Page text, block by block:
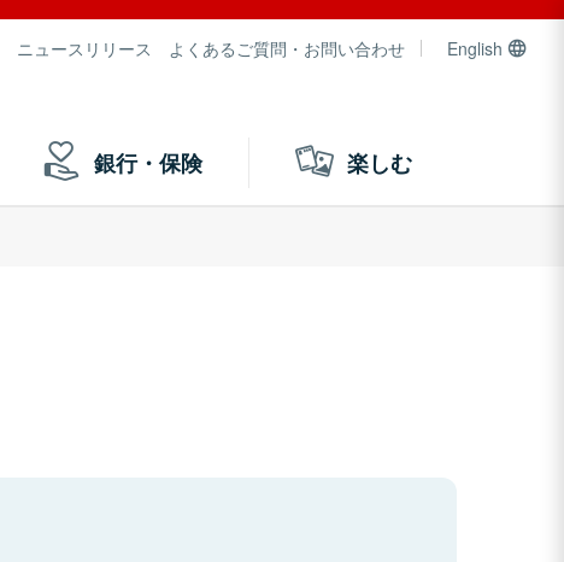
ニュースリリース よくあるご質問・お問い合わせ English
銀行・保険 楽しむ